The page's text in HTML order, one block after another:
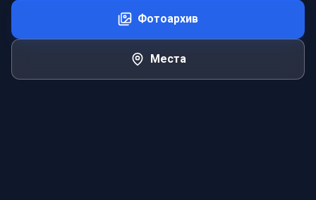
Фотоархив
Места